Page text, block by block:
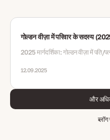
गोल्डन वीज़ा में परिवार के सदस्य
2025 मार्गदर्शिका: गोल्डन वीज़ा में
12.09.2025
और
ब्लॉग